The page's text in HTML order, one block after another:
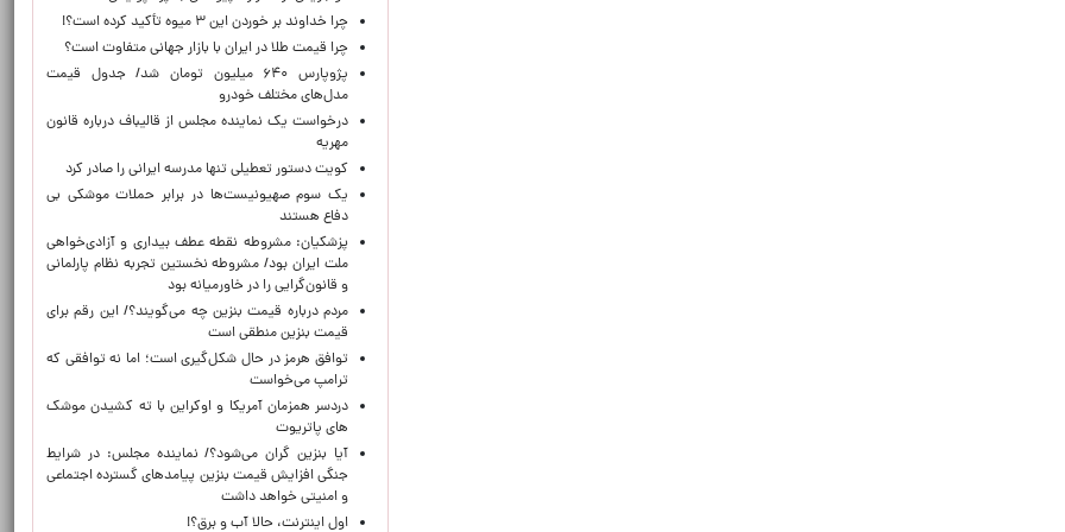
چرا خداوند بر خوردن این ۳ میوه تأکید کرده است؟!
چرا قیمت طلا در ایران با بازار جهانی متفاوت است؟
پژوپارس ۶۴۰ میلیون تومان شد/ جدول قیمت
مدل‌های مختلف خودرو
درخواست یک نماینده مجلس از قالیباف درباره قانون
مهریه
کویت دستور تعطیلی تنها مدرسه ایرانی را صادر کرد
یک‌ سوم صهیونیست‌ها در برابر حملات موشکی بی
دفاع هستند
پزشکیان: مشروطه نقطه عطف بیداری و آزادی‌خواهی
ملت ایران بود/ مشروطه نخستین تجربه نظام پارلمانی
و قانون‌گرایی را در خاورمیانه بود
مردم درباره قیمت بنزین چه می‌گویند؟/ این رقم برای
قیمت بنزین منطقی است
توافق هرمز در حال شکل‌گیری است؛ اما نه توافقی که
ترامپ می‌خواست
دردسر همزمان آمریکا و اوکراین با ته کشیدن موشک
های پاتریوت
آیا بنزین گران می‌شود؟/ نماینده مجلس: در شرایط
جنگی افزایش قیمت بنزین پیامدهای گسترده اجتماعی
و امنیتی خواهد داشت
اول اینترنت، حالا آب و برق؟!